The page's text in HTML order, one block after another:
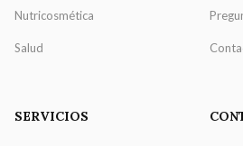
Nutricosmética
Salud
SERVICIOS